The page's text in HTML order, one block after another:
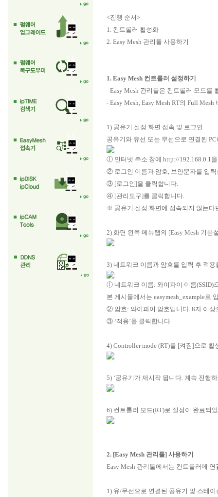
<진행 순서>
1. 컨트롤러 활성화
2. Easy Mesh 관리툴 사용하기
1. Easy Mesh 컨트롤러 설정하기
- Easy Mesh 관리툴은 컨트롤러 모드를
- Easy Mesh, Easy Mesh RT의 Full
1) 공유기 설정 화면 접속 및 로그인
공유기와 유선 또는 무선으로 연결된
ⓛ 인터넷 주소 창에 http://192.168.0.1
② 로그인 이름과 암호, 보안문자를 입
③ [로그인]을 클릭합니다.
④ [관리도구]를 클릭합니다.
※ 공유기 설정 화면에 접속되지 않는다
2) 화면 왼쪽 메뉴탭의 [Easy Mesh 기본
3) 네트워크 이름과 암호를 입력 후 적용
ⓛ 네트워크 이름: 와이파이 이름(SSID)
본 게시물에서는 easymesh_example로
② 암호: 와이파이 암호입니다. 8자 이상
③ ‘적용’을 클릭합니다.
4) Controller mode (RT)를 [켜짐]으로 활
5) ‘공유기가 재시작 됩니다. 계속 진행
6) 컨트롤러 모드(RT)로 설정이 완료되
2. [Easy Mesh 관리툴] 사용하기
Easy Mesh 관리툴에서는 컨트롤러에
1) 유/무선으로 연결된 공유기 및 스테